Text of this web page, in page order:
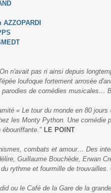
n'avait pas ri ainsi depuis
loufoque fortement arrosée
de comédies musicales…
« Le tour du monde en 80
les Monty Python. Une comédie
ébouriffante." LE POINT
combats et amour… Des
Guillaume Bouchède, Erwan
rythme et fourmille de trouvailles.
ou le Café de la Gare de la